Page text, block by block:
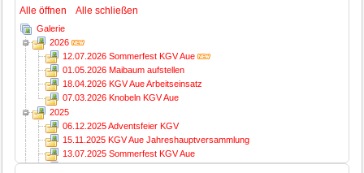
Alle öffnen Alle schließen
Galerie
2026
12.07.2026 Sommerfest KGV Aue
01.05.2026 Maibaum aufstellen
18.04.2026 KGV Aue Arbeitseinsatz
07.03.2026 Knobeln KGV Aue
2025
06.12.2025 Adventsfeier KGV
15.11.2025 KGV Aue Jahreshauptversammlung
13.07.2025 Sommerfest KGV Aue
01.05.2025 Maibaum aufstellen